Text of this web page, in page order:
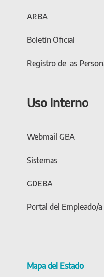
ARBA
Boletín Oficial
Registro de las
Uso Interno
Webmail GBA
Sistemas
GDEBA
Portal del Empleado/a
Mapa del Estado